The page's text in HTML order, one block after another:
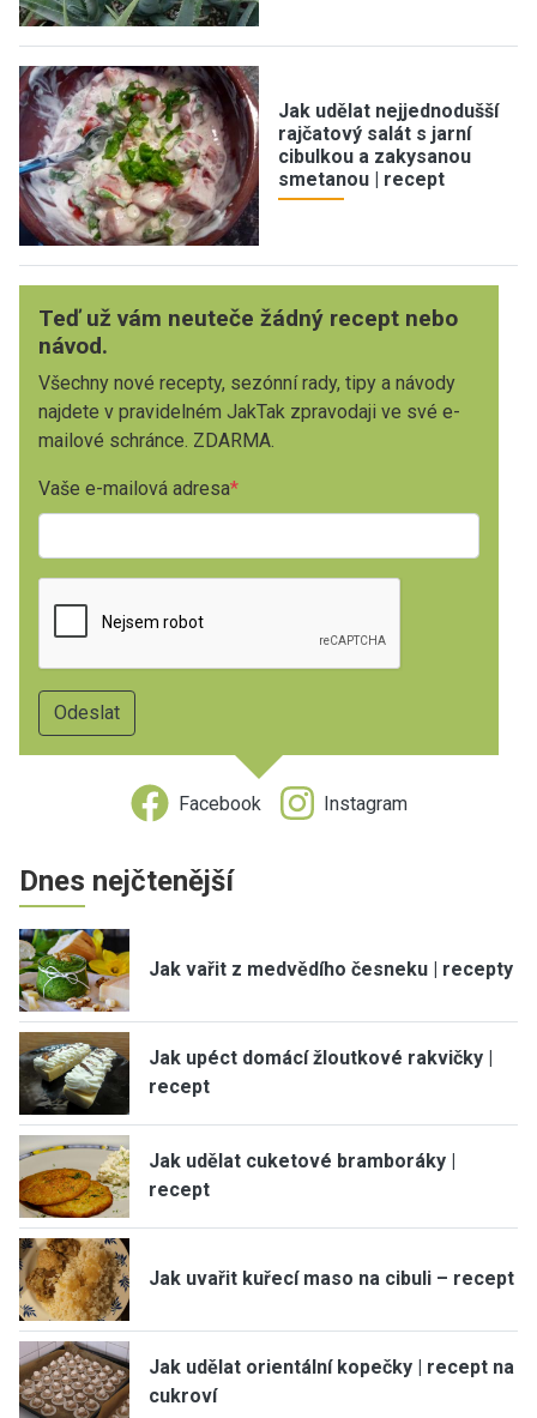
Jak udělat nejjednodušší
rajčatový salát s jarní
cibulkou a zakysanou
smetanou | recept
Teď už vám neuteče žádný recept nebo
návod.
Všechny nové recepty, sezónní rady, tipy a návody
najdete v pravidelném JakTak zpravodaji ve své e-
mailové schránce. ZDARMA.
Vaše e-mailová adresa
Facebook Instagram
Dnes nejčtenější
Jak vařit z medvědího česneku | recepty
Jak upéct domácí žloutkové rakvičky |
recept
Jak udělat cuketové bramboráky |
recept
Jak uvařit kuřecí maso na cibuli – recept
Jak udělat orientální kopečky | recept na
cukroví